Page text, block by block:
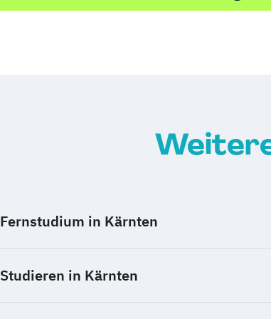
Fernstudium in Kärnten
Studieren in Kärnten